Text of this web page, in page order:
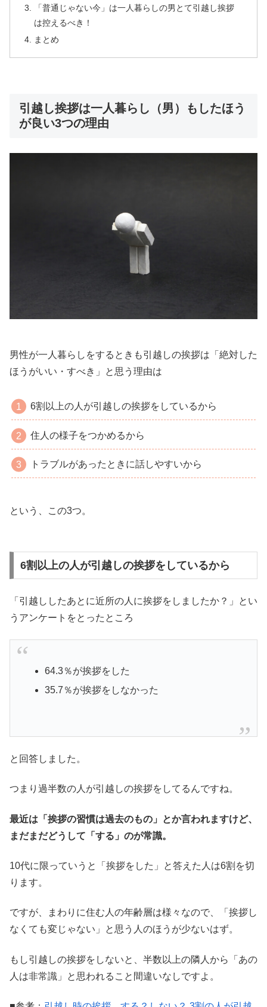
「普通じゃない今」は一人暮らしの男とて引越し挨拶
は控えるべき！
まとめ
引越し挨拶は一人暮らし（男）もしたほう
が良い3つの理由
男性が一人暮らしをするときも引越しの挨拶は「絶対した
ほうがいい・すべき」と思う理由は
6割以上の人が引越しの挨拶をしているから
住人の様子をつかめるから
トラブルがあったときに話しやすいから
という、この3つ。
6割以上の人が引越しの挨拶をしているから
「引越ししたあとに近所の人に挨拶をしましたか？」とい
うアンケートをとったところ
64.3％が挨拶をした
35.7％が挨拶をしなかった
と回答しました。
つまり過半数の人が引越しの挨拶をしてるんですね。
最近は「挨拶の習慣は過去のもの」とか言われますけど、
まだまだどうして「する」のが常識。
10代に限っていうと「挨拶をした」と答えた人は6割を切
ります。
ですが、まわりに住む人の年齢層は様々なので、「挨拶し
なくても変じゃない」と思う人のほうが少ないはず。
もし引越しの挨拶をしないと、半数以上の隣人から「あの
人は非常識」と思われること間違いなしですよ。